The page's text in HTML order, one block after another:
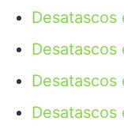
Desatascos
Desatascos
Desatascos